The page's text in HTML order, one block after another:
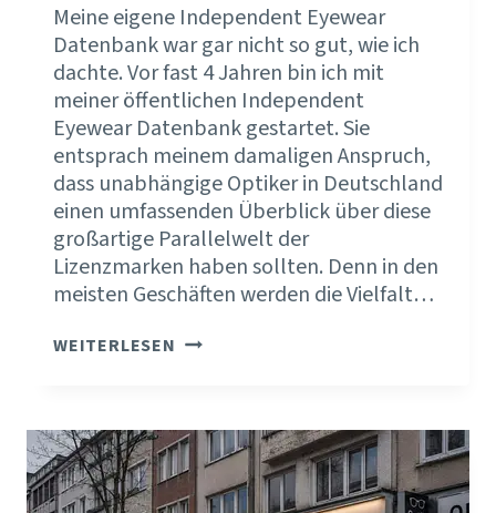
Meine eigene Independent Eyewear
Datenbank war gar nicht so gut, wie ich
dachte. Vor fast 4 Jahren bin ich mit
meiner öffentlichen Independent
Eyewear Datenbank gestartet. Sie
entsprach meinem damaligen Anspruch,
dass unabhängige Optiker in Deutschland
einen umfassenden Überblick über diese
großartige Parallelwelt der
Lizenzmarken haben sollten. Denn in den
meisten Geschäften werden die Vielfalt…
WEITERLESEN POSITIONIERUNG
SONDERN
EINE
HALTUNG.